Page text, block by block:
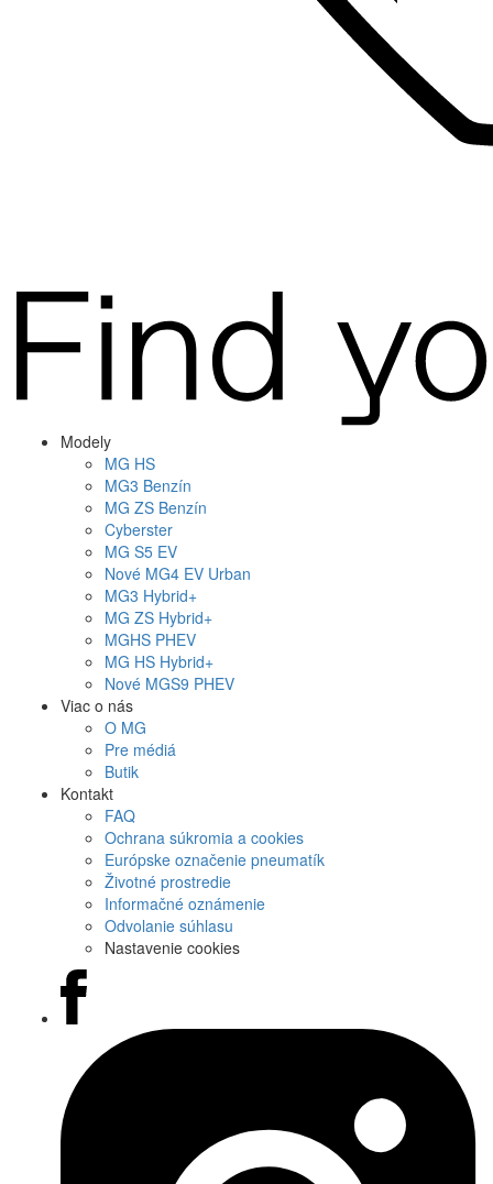
Modely
MG HS
MG3 Benzín
MG ZS Benzín
Cyberster
MG S5 EV
Nové MG4 EV Urban
MG3 Hybrid+
MG ZS Hybrid+
MGHS PHEV
MG HS Hybrid+
Nové MGS9 PHEV
Viac o nás
O MG
Pre médiá
Butik
Kontakt
FAQ
Ochrana súkromia a cookies
Európske označenie pneumatík
Životné prostredie
Informačné oznámenie
Odvolanie súhlasu
Nastavenie cookies